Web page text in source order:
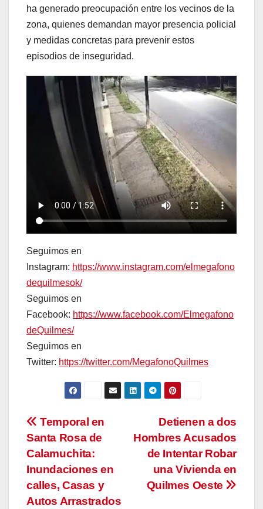
ha generado preocupación entre los vecinos de la
zona, quienes demandan mayor presencia policial
y medidas concretas para prevenir estos
episodios de inseguridad.
Seguimos en
Instagram: https://www.instagram.com/elmegafono
dequilmesok/
Seguimos en
Facebook: https://www.facebook.com/Elmegafono
deQuilmes/
Seguimos en
Twitter: https://twitter.com/MegafonoQuilmes
Navegación
de
entradas
Detienen a dos
Hombres Acusados
de Intentar Robar
una Vivienda en
Quilmes Oeste
Temporal en
Santa Rosa de
Calamuchita:
Inundaciones en
calles, Casas y
Autos Arrastrados